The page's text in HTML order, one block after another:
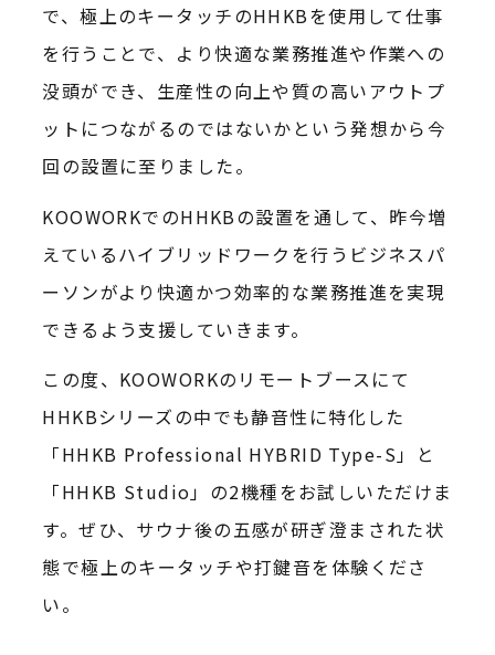
で、極上のキータッチのHHKBを使用して仕事
を行うことで、より快適な業務推進や作業への
没頭ができ、生産性の向上や質の高いアウトプ
ットにつながるのではないかという発想から今
回の設置に至りました。
KOOWORKでのHHKBの設置を通して、昨今増
えているハイブリッドワークを行うビジネスパ
ーソンがより快適かつ効率的な業務推進を実現
できるよう支援していきます。
この度、KOOWORKのリモートブースにて
HHKBシリーズの中でも静音性に特化した
「HHKB Professional HYBRID Type-S」と
「HHKB Studio」の2機種をお試しいただけま
す。ぜひ、サウナ後の五感が研ぎ澄まされた状
態で極上のキータッチや打鍵音を体験くださ
い。